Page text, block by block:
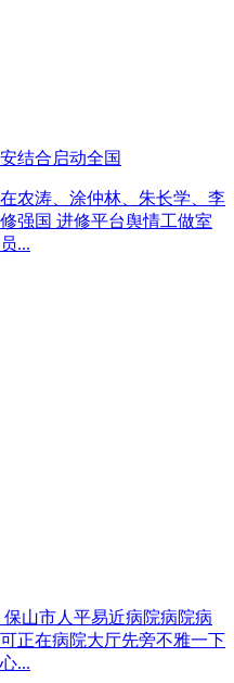
结合启动全国
农涛、涂仲林、朱长学、李
强国 进修平台舆情工做室
...
山市人平易近病院病院病
正在病院大厅先旁不雅一下
...